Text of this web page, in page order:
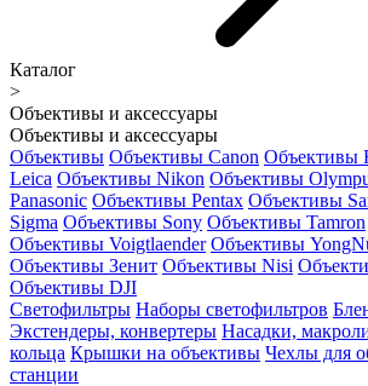
Каталог
>
Объективы и аксессуары
Объективы и аксессуары
Объективы Объективы Canon Объективы
Leica Объективы Nikon Объективы
Panasonic Объективы Pentax Объективы
Sigma Объективы Sony Объективы Tamron
Объективы Voigtlaender Объективы
Объективы Зенит Объективы Nisi
Объективы DJI
Светофильтры Наборы светофильтров
Экстендеры, конвертеры Насадки,
кольца Крышки на объективы Чехлы для
станции